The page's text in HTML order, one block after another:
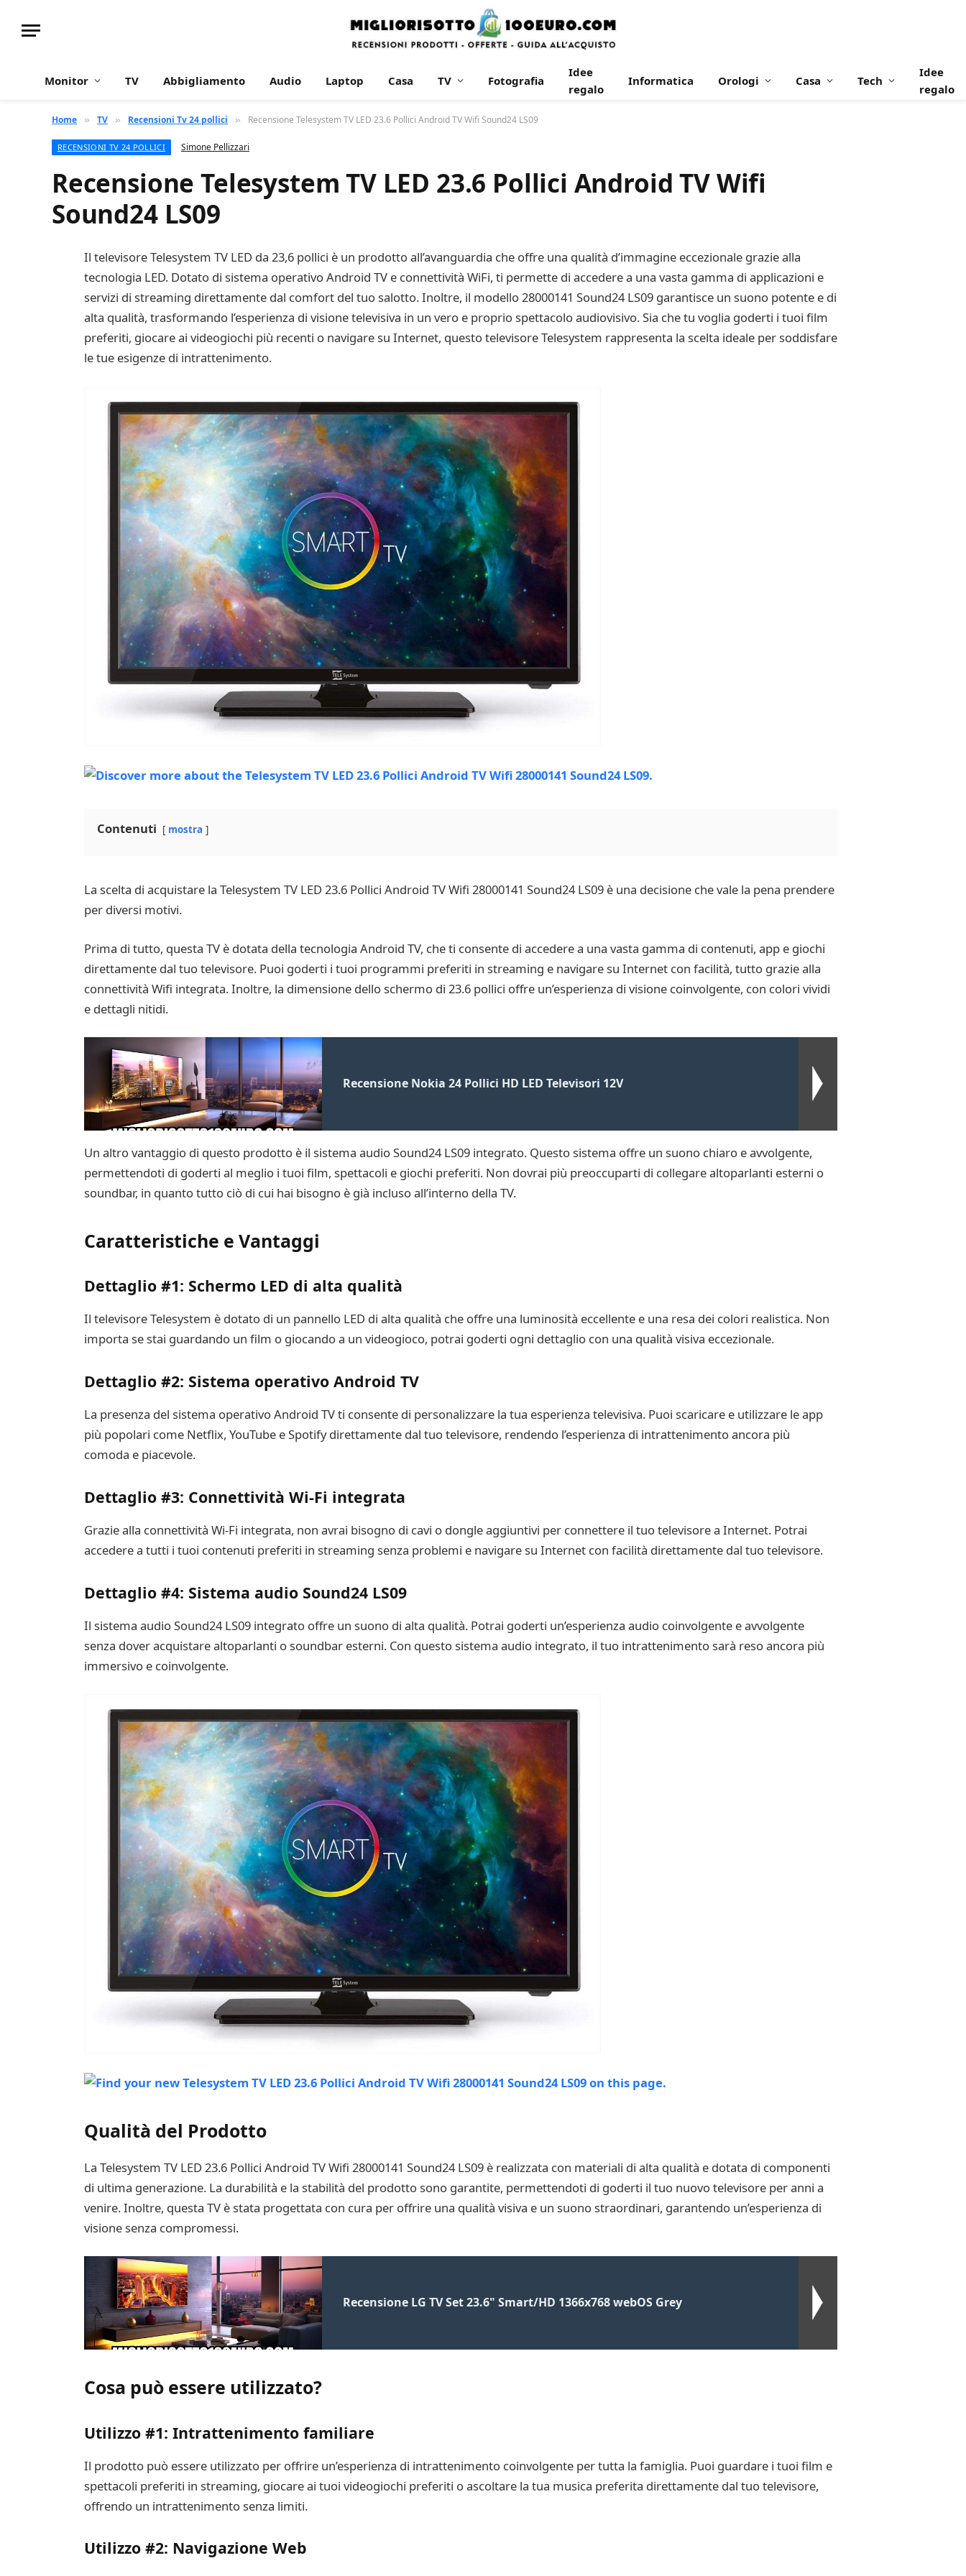
Monitor TV Abbigliamento Audio Laptop Casa TV Fotografia
Idee
regalo
Informatica Orologi Casa Tech
Idee
regalo
Home » TV » Recensioni Tv 24 pollici » Recensione Telesystem TV LED 23.6 Pollici Android TV Wifi Sound24 LS09
RECENSIONI TV 24 POLLICI Simone Pellizzari
Recensione Telesystem TV LED 23.6 Pollici Android TV Wifi
Sound24 LS09
Il televisore Telesystem TV LED da 23,6 pollici è un prodotto all’avanguardia che offre una qualità d’immagine eccezionale grazie alla
tecnologia LED. Dotato di sistema operativo Android TV e connettività WiFi, ti permette di accedere a una vasta gamma di applicazioni e
servizi di streaming direttamente dal comfort del tuo salotto. Inoltre, il modello 28000141 Sound24 LS09 garantisce un suono potente e di
alta qualità, trasformando l’esperienza di visione televisiva in un vero e proprio spettacolo audiovisivo. Sia che tu voglia goderti i tuoi film
preferiti, giocare ai videogiochi più recenti o navigare su Internet, questo televisore Telesystem rappresenta la scelta ideale per soddisfare
le tue esigenze di intrattenimento.
Contenuti mostra
La scelta di acquistare la Telesystem TV LED 23.6 Pollici Android TV Wifi 28000141 Sound24 LS09 è una decisione che vale la pena prendere
per diversi motivi.
Prima di tutto, questa TV è dotata della tecnologia Android TV, che ti consente di accedere a una vasta gamma di contenuti, app e giochi
direttamente dal tuo televisore. Puoi goderti i tuoi programmi preferiti in streaming e navigare su Internet con facilità, tutto grazie alla
connettività Wifi integrata. Inoltre, la dimensione dello schermo di 23.6 pollici offre un’esperienza di visione coinvolgente, con colori vividi
e dettagli nitidi.
Recensione Nokia 24 Pollici HD LED Televisori 12V
Un altro vantaggio di questo prodotto è il sistema audio Sound24 LS09 integrato. Questo sistema offre un suono chiaro e avvolgente,
permettendoti di goderti al meglio i tuoi film, spettacoli e giochi preferiti. Non dovrai più preoccuparti di collegare altoparlanti esterni o
soundbar, in quanto tutto ciò di cui hai bisogno è già incluso all’interno della TV.
Caratteristiche e Vantaggi
Dettaglio #1: Schermo LED di alta qualità
Il televisore Telesystem è dotato di un pannello LED di alta qualità che offre una luminosità eccellente e una resa dei colori realistica. Non
importa se stai guardando un film o giocando a un videogioco, potrai goderti ogni dettaglio con una qualità visiva eccezionale.
Dettaglio #2: Sistema operativo Android TV
La presenza del sistema operativo Android TV ti consente di personalizzare la tua esperienza televisiva. Puoi scaricare e utilizzare le app
più popolari come Netflix, YouTube e Spotify direttamente dal tuo televisore, rendendo l’esperienza di intrattenimento ancora più
comoda e piacevole.
Dettaglio #3: Connettività Wi-Fi integrata
Grazie alla connettività Wi-Fi integrata, non avrai bisogno di cavi o dongle aggiuntivi per connettere il tuo televisore a Internet. Potrai
accedere a tutti i tuoi contenuti preferiti in streaming senza problemi e navigare su Internet con facilità direttamente dal tuo televisore.
Dettaglio #4: Sistema audio Sound24 LS09
Il sistema audio Sound24 LS09 integrato offre un suono di alta qualità. Potrai goderti un’esperienza audio coinvolgente e avvolgente
senza dover acquistare altoparlanti o soundbar esterni. Con questo sistema audio integrato, il tuo intrattenimento sarà reso ancora più
immersivo e coinvolgente.
Qualità del Prodotto
La Telesystem TV LED 23.6 Pollici Android TV Wifi 28000141 Sound24 LS09 è realizzata con materiali di alta qualità e dotata di componenti
di ultima generazione. La durabilità e la stabilità del prodotto sono garantite, permettendoti di goderti il tuo nuovo televisore per anni a
venire. Inoltre, questa TV è stata progettata con cura per offrire una qualità visiva e un suono straordinari, garantendo un’esperienza di
visione senza compromessi.
Recensione LG TV Set 23.6" Smart/HD 1366x768 webOS Grey
Cosa può essere utilizzato?
Utilizzo #1: Intrattenimento familiare
Il prodotto può essere utilizzato per offrire un’esperienza di intrattenimento coinvolgente per tutta la famiglia. Puoi guardare i tuoi film e
spettacoli preferiti in streaming, giocare ai tuoi videogiochi preferiti o ascoltare la tua musica preferita direttamente dal tuo televisore,
offrendo un intrattenimento senza limiti.
Utilizzo #2: Navigazione Web